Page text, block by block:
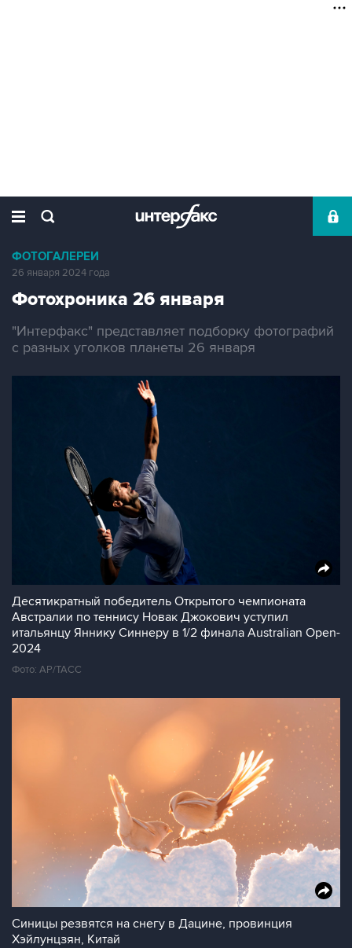
ФОТОГАЛЕРЕИ
26 января 2024 года
Фотохроника 26 января
"Интерфакс" представляет подборку фотографий
с разных уголков планеты 26 января
Десятикратный победитель Открытого чемпионата
Австралии по теннису Новак Джокович уступил
итальянцу Яннику Синнеру в 1/2 финала Australian Open-
2024
Фото: АР/ТАСС
Синицы резвятся на снегу в Дацине, провинция
Хэйлунцзян, Китай